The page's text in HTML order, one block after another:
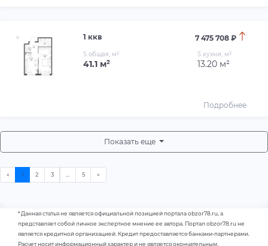
1 ккв 7 475 708 ₽
S общая, м²
41.1 м²
S кухни, м²
13.20 м²
Подробнее
Показать еще
* Данная статья не является официальной позицией портала obzor78.ru, а
представляет собой личное экспертное мнение ее автора. Портал obzor78.ru не
является кредитной организацией. Кредит предоставляется банками-партнерами.
Расчет носит информационный характер и не является окончательным.